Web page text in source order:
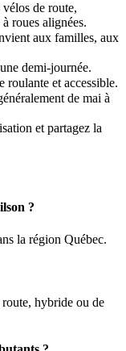
de route,
roues alignées.
aux familles, aux
demi-journée.
roulante et accessible.
de mai à
et partagez la
?
la région Québec.
hybride ou de